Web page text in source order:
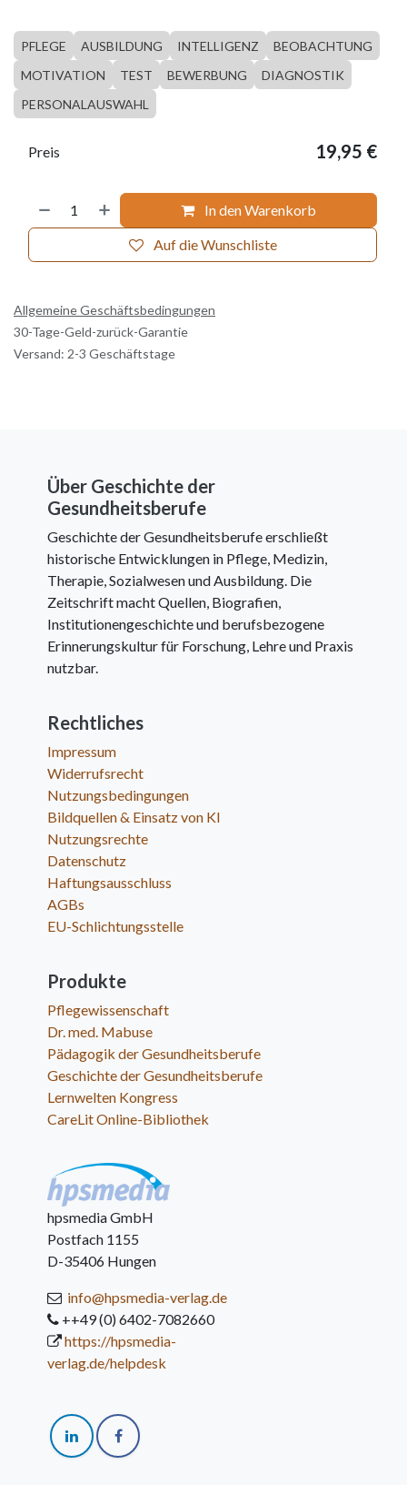
PFLEGE AUSBILDUNG INTELLIGENZ
BEOBACHTUNG
MOTIVATION
TEST BEWERBUNG
DIAGNOSTIK
PERSONALAUSWAHL
In den Warenkorb
Auf die Wunschliste
Preis 19,95 €
Allgemeine Geschäftsbedingungen
30-Tage-Geld-zurück-Garantie
Versand: 2-3 Geschäftstage
Über Geschichte der
Gesundheitsberufe
Geschichte der Gesundheitsberufe erschließt
historische Entwicklungen in Pflege, Medizin,
Therapie, Sozialwesen und Ausbildung. Die
Zeitschrift macht Quellen, Biografien,
Institutionengeschichte und berufsbezogene
Erinnerungskultur für Forschung, Lehre und Praxis
nutzbar.
Rechtliches
Impressum
Widerrufsrecht
Nutzungsbedingungen
Bildquellen & Einsatz von KI
Nutzungsrechte
Datenschutz
Haftungsausschluss
AGBs
EU-Schlichtungsstelle
Produkte
Pflegewissenschaft
Dr. med. Mabuse
Pädagogik der Gesundheitsberufe
Geschichte der Gesundheitsberufe
Lernwelten Kongress
CareLit Online-Bibliothek
hpsmedia GmbH
Postfach 1155
D-35406 Hungen
info@hpsmedia-verlag.de
++49 (0) 6402-7082660
https://hpsmedia-
verlag.de/helpdesk